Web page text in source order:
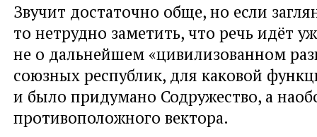
Звучит достаточно обще, но если
то нетрудно заметить, что речь идёт
не о дальнейшем «цивилизованном
союзных республик, для каковой
и было придумано Содружество, а
противоположного вектора.